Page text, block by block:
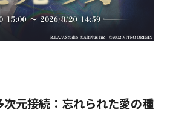
元接続：忘れられた愛の種